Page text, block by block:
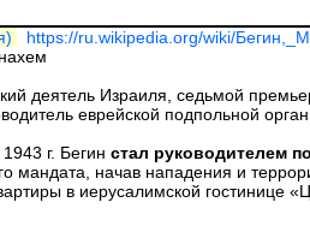
https://ru.wikipedia.org/wiki/
деятель Израиля, седьмой
еврейской подпольной
г. Бегин стал руководителем
мандата, начав нападения и
в иерусалимской гостинице